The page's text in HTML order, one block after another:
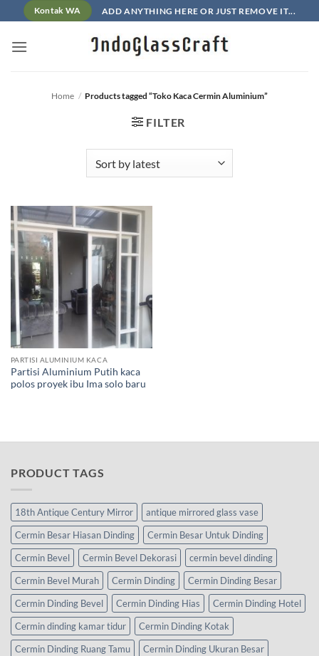
to
content
Kontak WA ADD ANYTHING HERE OR JUST REMOVE IT...
Home / Products tagged “Toko Kaca Cermin Aluminium”
FILTER
PARTISI ALUMINIUM KACA
Partisi Aluminium Putih kaca
polos proyek ibu Ima solo baru
PRODUCT TAGS
18th Antique Century Mirror
antique mirrored glass vase
Cermin Besar Hiasan Dinding
Cermin Besar Untuk Dinding
Cermin Bevel
Cermin Bevel Dekorasi
cermin bevel dinding
Cermin Bevel Murah
Cermin Dinding
Cermin Dinding Besar
Cermin Dinding Bevel
Cermin Dinding Hias
Cermin Dinding Hotel
Cermin dinding kamar tidur
Cermin Dinding Kotak
Cermin Dinding Ruang Tamu
Cermin Dinding Ukuran Besar